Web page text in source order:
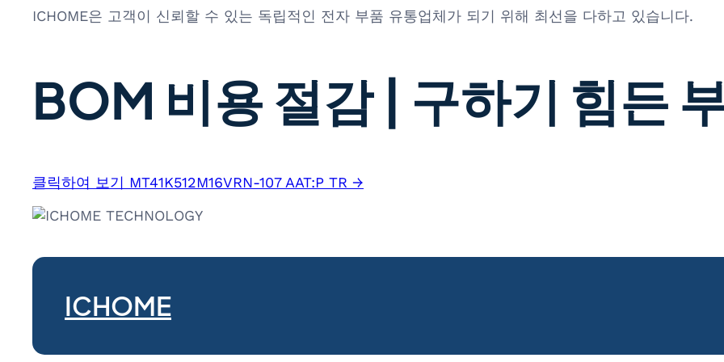
ICHOME은 고객이 신뢰할 수 있는 독립적인 전자 부품 유통업체가 되기 위해 최선을 다하고 있습니다.
BOM 비용 절감 | 구하기 힘든
클릭하여 보기 MT41K512M16VRN-107 AAT:P TR →
ICHOME